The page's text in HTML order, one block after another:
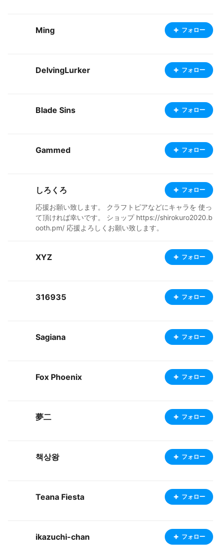
Ming フォロー
DelvingLurker フォロー
Blade Sins フォロー
Gammed フォロー
しろくろ フォロー
応援お願い致します。 クラフトピアなどにキャラを 使っ
て頂ければ幸いです。 ショップ https://shirokuro2020.b
ooth.pm/ 応援よろしくお願い致します。
XYZ フォロー
316935 フォロー
Sagiana フォロー
Fox Phoenix フォロー
夢二 フォロー
책상왕 フォロー
Teana Fiesta フォロー
ikazuchi-chan フォロー